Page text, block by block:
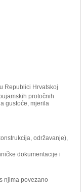
Republici Hrvatskoj
protočnih
gustoće, mjerila
održavanje),
dokumentacije i
njima povezano